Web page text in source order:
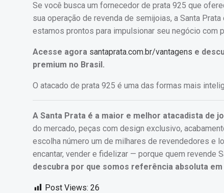
Se você busca um fornecedor de prata 925 que
sua operação de revenda de semijoias, a Santa
estamos prontos para impulsionar seu negócio
Acesse agora santaprata.com.br/vantagens e
premium no Brasil.
O atacado de prata 925 é uma das formas mais
A Santa Prata é a maior e melhor atacadista de
do mercado, peças com design exclusivo,
escolha número um de milhares de revendedores e
encantar, vender e fidelizar — porque quem revende
descubra por que somos referência absoluta
Post Views: 26